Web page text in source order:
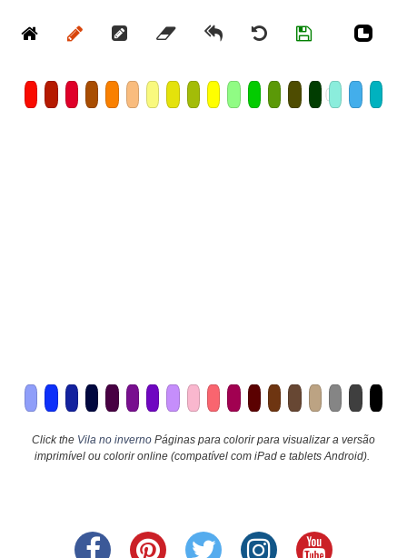
Click the Vila no inverno Páginas para colorir para visualizar a versão
imprimível ou colorir online (compatível com iPad e tablets Android).